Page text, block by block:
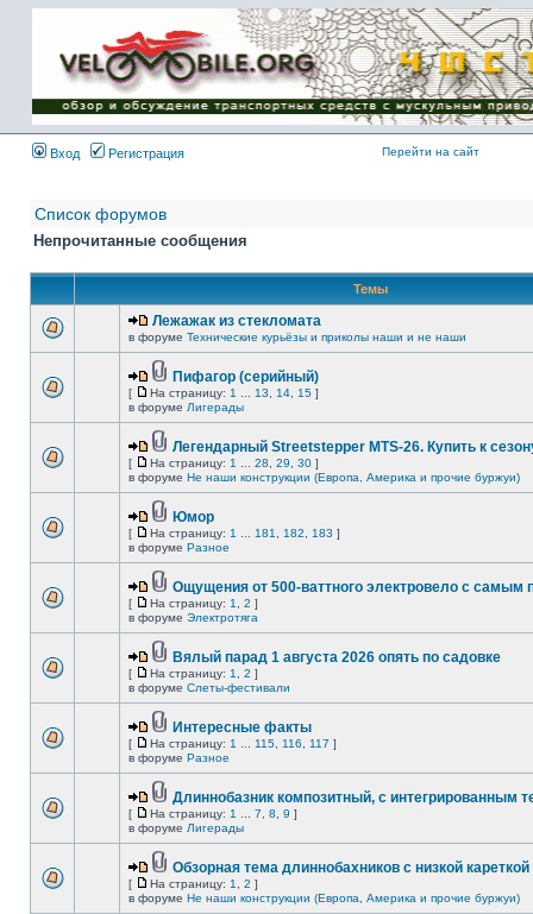
Имя пользователя:
Пароль:
{ LOG_ME_IN_SHORT
}
Вход
Регистрация Перейти на сайт
Список форумов
Непрочитанные сообщения
Темы
Лежажак из стекломата
в форуме Технические курьёзы и приколы наши и не наши
Пифагор (серийный)
[ На страницу: 1 13 14 15 ]
в форуме Лигерады
Легендарный Streetstepper MTS-26. Купить к
[ На страницу: 1 28 29 30 ]
в форуме Не наши конструкции (Европа, Америка и прочие буржуи)
Юмор
[ На страницу: 1 181 182 183 ]
в форуме Разное
Ощущения от 500-ваттного электровело с самым
[ На страницу: 1 2 ]
в форуме Электротяга
Вялый парад 1 августа 2026 опять по садовке
[ На страницу: 1 2 ]
в форуме Слеты-фестивали
Интересные факты
[ На страницу: 1 115 116 117 ]
в форуме Разное
Длиннобазник композитный, с интегрированным
[ На страницу: 1 7 8 9 ]
в форуме Лигерады
Обзорная тема длиннобахников с низкой кареткой
[ На страницу: 1 2 ]
в форуме Не наши конструкции (Европа, Америка и прочие буржуи)